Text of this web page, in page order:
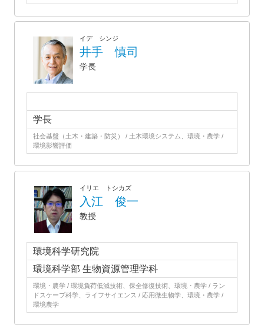
イデ シンジ
井手 慎司
学長
学長
社会基盤（土木・建築・防災） / 土木環境システム、環境・農学 /
環境影響評価
イリエ トシカズ
入江 俊一
教授
環境科学研究院
環境科学部 生物資源管理学科
環境・農学 / 環境負荷低減技術、保全修復技術、環境・農学 / ラン
ドスケープ科学、ライフサイエンス / 応用微生物学、環境・農学 /
環境農学